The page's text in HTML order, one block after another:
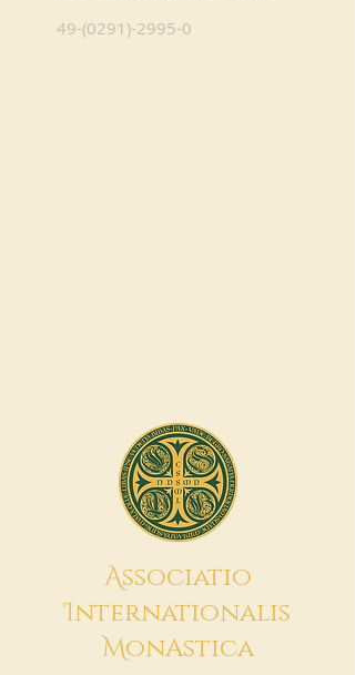
49-(0291)-2995-0
Associatio
Internationalis
MonAstica